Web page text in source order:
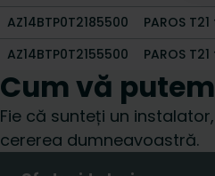
AZ14BTP0T2185500
PAROS
AZ14BTP0T2155500
PAROS
Cum vă
Fie că sunteți un
cererea dumneavoastră.